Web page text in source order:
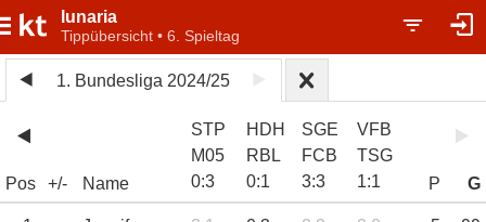
lunaria
Tippübersicht • 6. Spieltag
1. Bundesliga 2024/25
Pos +/- Name
STP
M05
0:3
HDH
RBL
0:1
SGE
FCB
3:3
VFB
TSG
1:1 P G